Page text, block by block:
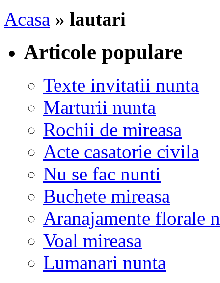
Acasa » lautari
Articole populare
Texte invitatii nunta
Marturii nunta
Rochii de mireasa
Acte casatorie civila
Nu se fac nunti
Buchete mireasa
Aranajamente florale
Voal mireasa
Lumanari nunta